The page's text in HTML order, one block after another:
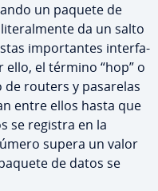
un paquete de
da un salto
im­po­r­ta­n­tes in­te­r­fa­
ello, el término “hop” o
routers y pasarelas
entre ellos hasta que
se registra en la
supera un valor
de datos se